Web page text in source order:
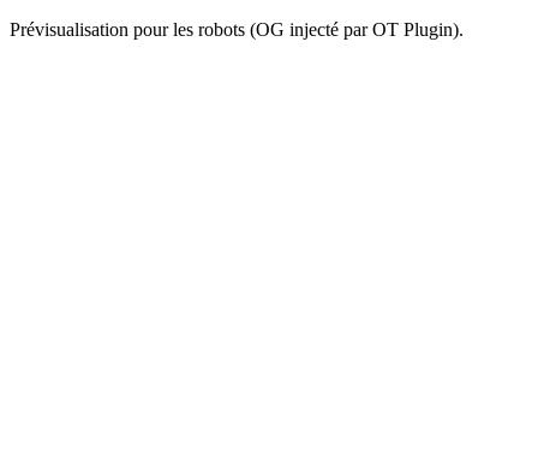
Prévisualisation pour les robots (OG injecté par OT Plugin).